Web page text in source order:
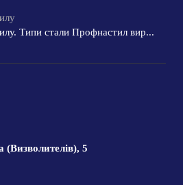
Типи стали Профнастил вир...
(Визволителів), 5